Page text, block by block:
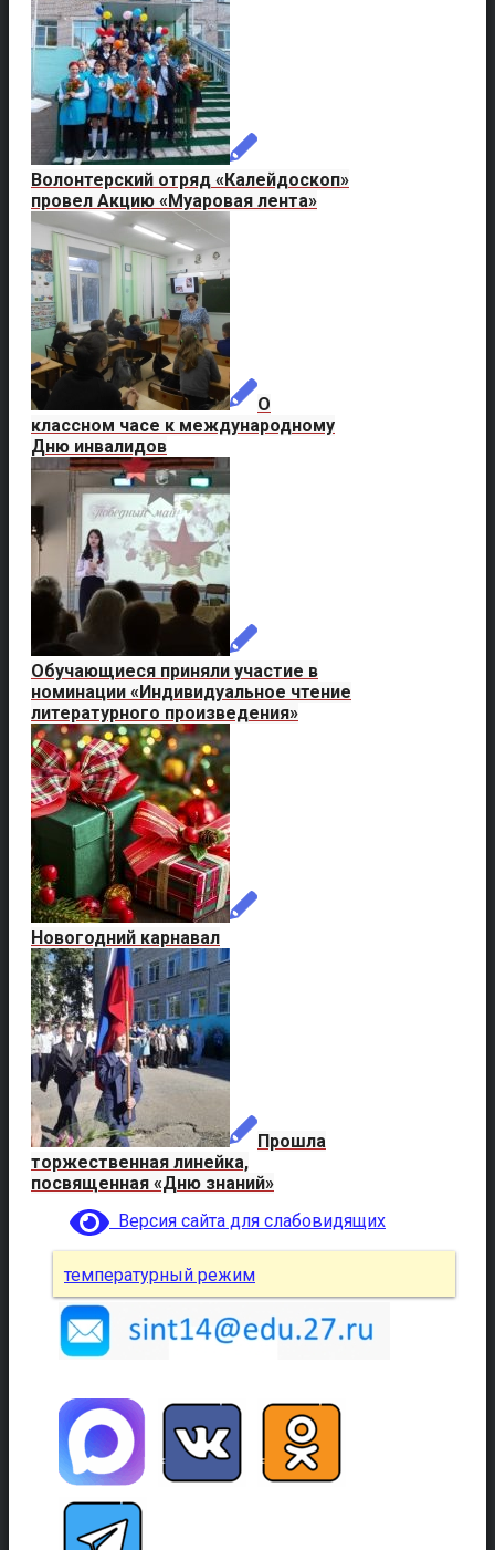
Волонтерский отряд «Калейдоскоп»
провел Акцию «Муаровая лента»
О
классном часе к международному
Дню инвалидов
Обучающиеся приняли участие в
номинации «Индивидуальное чтение
литературного произведения»
Новогодний карнавал
Прошла
торжественная линейка,
посвященная «Дню знаний»
Версия сайта для слабовидящих
температурный режим